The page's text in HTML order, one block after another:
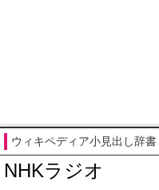
ウィキペディア小見出し辞書
NHKラジオ